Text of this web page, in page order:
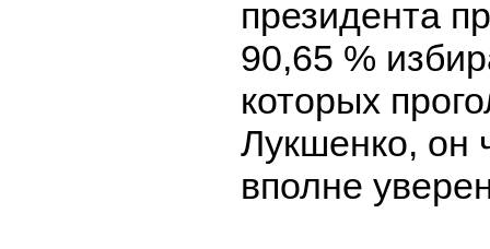
президента
90,65 %
которых
Лукшенко, он
вполне